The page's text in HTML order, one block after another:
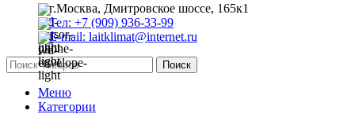
г.Москва, Дмитровское шоссе, 165к1
Тел: +7 (909) 936-33-99
E-mail: laitklimat@internet.ru
Поиск
Меню
Категории